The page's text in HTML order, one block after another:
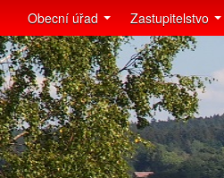
Obecní úřad Zastupitelstvo